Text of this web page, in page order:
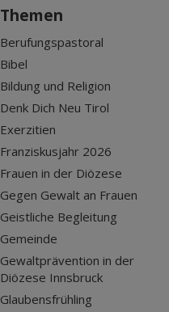
Themen
Berufungspastoral
Bibel
Bildung und Religion
Denk Dich Neu Tirol
Exerzitien
Franziskusjahr 2026
Frauen in der Diözese
Gegen Gewalt an Frauen
Geistliche Begleitung
Gemeinde
Gewaltprävention in der
Diözese Innsbruck
Glaubensfrühling